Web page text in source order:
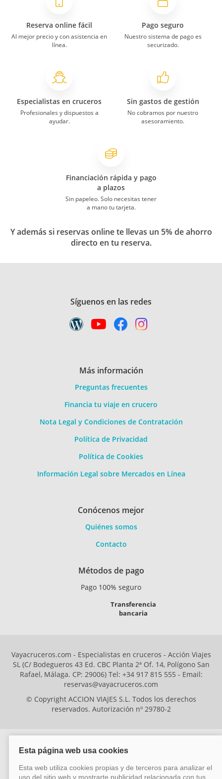
Reserva online fácil
Al mejor precio y con asistencia en
línea.
Pago seguro
Nuestro sistema de pago es
securizado.
Especialistas en cruceros
Profesionales y dispuestos a
ayudar.
Sin gastos de gestión
No cobramos por nuestro
asesoramiento.
Financiación rápida y pago
a plazos
Sin papeleo. Solo necesitas tener
a mano tu tarjeta.
Y además si reservas online te llevas un 5% de ahorro
directo en tu reserva.
Síguenos en las redes
Más información
Preguntas frecuentes
Financia tu viaje en crucero
Nota Legal y Condiciones de Contratación
Política de Privacidad
Política de Cookies
Información Legal sobre Mercados en Línea
Conócenos mejor
Quiénes somos
Contacto
Métodos de pago
Pago 100% seguro
Transferencia
bancaria
Vayacruceros.com - Especialistas en cruceros - Acción Viajes
SL (C/ Bodegueros 43 Ed. CBC Planta 2ª Of. 14, Polígono San
Rafael, Málaga. CP: 29006) Tel: +34 917 815 555 - Email:
reservas@vayacruceros.com
© Copyright ACCION VIAJES S.L. Todos los derechos
reservados. Autorización nº 29780-2